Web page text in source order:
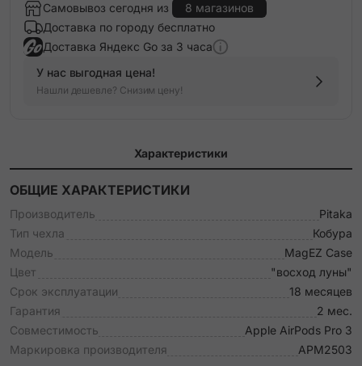
Самовывоз сегодня из
8 магазинов
Доставка по городу бесплатно
Доставка Яндекс Go за 3 часа
У нас выгодная цена!
Нашли дешевле? Снизим цену!
Характеристики
ОБЩИЕ ХАРАКТЕРИСТИКИ
Производитель
Pitaka
Тип чехла
Кобура
Модель
MagEZ Case
Цвет
"восход луны"
Срок эксплуатации
18 месяцев
Гарантия
2 мес.
Совместимость
Apple AirPods Pro 3
Маркировка производителя
APM2503